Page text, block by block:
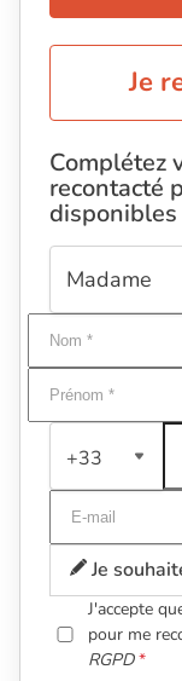
Je
Complétez
recontacté
disponibles
+33
Je
J'accepte
pour me
RGPD